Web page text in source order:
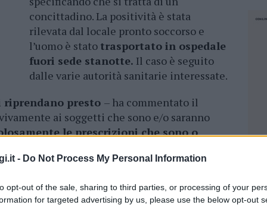
- Do Not Process My Personal Information
opt-out of the sale, sharing to third parties, or processing of your
for targeted advertising by us, please use the below opt-out
concittadino. La positività è stata
rilevata dal locale pronto soccorso e
l’uomo è stato trasportato in ospedale
fuori sede stanotte. Il caso è seguito
dalle varie autorità sanitarie interessate.
riprendano presto – ha commentato il
ai soggetti che sono e/o saranno
le prescrizioni che sono o
via precauzionale.
da sottoporre ad accertamenti.
maggiore attenzione. Non è inutile
vale per tutti: le persone che possono aver